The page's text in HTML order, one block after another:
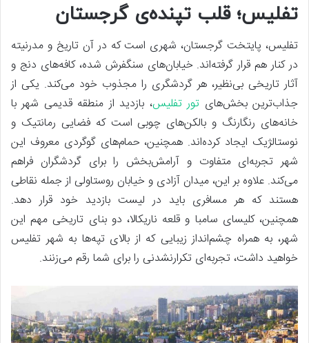
تفلیس؛ قلب تپنده‌ی گرجستان
تفلیس، پایتخت گرجستان، شهری است که در آن تاریخ و مدرنیته
در کنار هم قرار گرفته‌اند. خیابان‌های سنگفرش شده، کافه‌های دنج و
آثار تاریخی بی‌نظیر، هر گردشگری را مجذوب خود می‌کند. یکی از
جذاب‌ترین بخش‌های تور تفلیس، بازدید از منطقه قدیمی شهر با
خانه‌های رنگارنگ و بالکن‌های چوبی است که فضایی رمانتیک و
نوستالژیک ایجاد کرده‌اند. همچنین، حمام‌های گوگردی معروف این
شهر تجربه‌ای متفاوت و آرامش‌بخش را برای گردشگران فراهم
می‌کند. علاوه بر این، میدان آزادی و خیابان روستاولی از جمله نقاطی
هستند که هر مسافری باید در لیست بازدید خود قرار دهد.
همچنین، کلیسای سامبا و قلعه ناریکالا، دو بنای تاریخی مهم این
شهر، به همراه چشم‌انداز زیبایی که از بالای تپه‌ها به شهر تفلیس
خواهید داشت، تجربه‌ای تکرارنشدنی را برای شما رقم می‌زنند.